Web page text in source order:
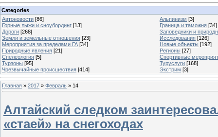
Categories
Автоновости [86] Альпинизм [3]
Горные лыжи и сноубординг [13] Граница и таможня [34]
Дороги [268]
Заповедники и
Земли и земельные отношения [23] Исследования [126]
Мероприятия за пределами ГА [34] Новые объекты [192]
Природные явления [21] Регионы [27]
Спелеология [5]
Спортивные
Турзоны [95] Туруслуги [168]
Чрезвычайные происшествия [414] Экстрим [3]
Главная » 2017 » Февраль » 14
Алтайский следком
«стаей» на снегоходах